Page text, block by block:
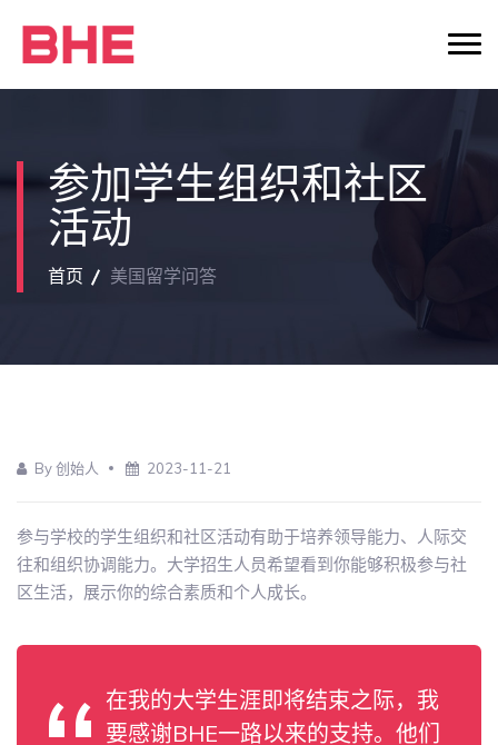
参加学生组织和社区
活动
首页 美国留学问答
By 创始人 2023-11-21
参与学校的学生组织和社区活动有助于培养领导能力、人际交
往和组织协调能力。大学招生人员希望看到你能够积极参与社
区生活，展示你的综合素质和个人成长。
在我的大学生涯即将结束之际，我
要感谢BHE一路以来的支持。他们